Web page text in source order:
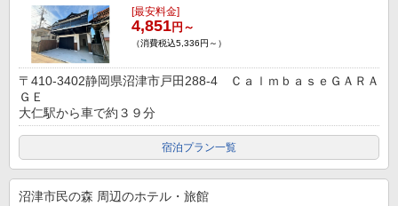
[最安料金]
4,851円～
（消費税込5,336円～）
〒410-3402静岡県沼津市戸田288-4 ＣａｌｍｂａｓｅＧＡＲＡ
ＧＥ
大仁駅から車で約３９分
宿泊プラン一覧
沼津市民の森 周辺のホテル・旅館